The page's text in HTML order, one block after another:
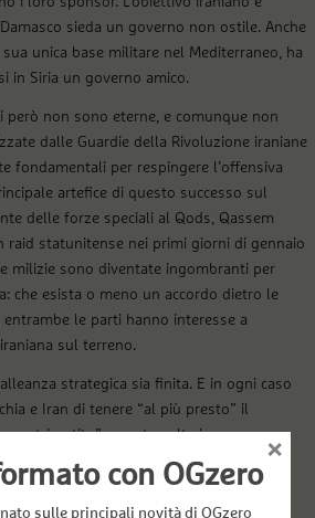
sieda un governo non ostile. Anche
unica base militare nel Mediterraneo, ha
in Siria un governo amico.
però non sono eterne, e comunque non
dalle Guardie della Rivoluzione iraniane
fondamentali per respingere l’offensiva
artefice di questo successo sul
delle forze speciali al Qods, Qassem
raid statunitense nei primi giorni di gennaio
milizie sono diventate ingombranti per
che esista o meno un accordo dietro le
le parti hanno interesse a
sul terreno.
strategica sia finita. E in ogni caso
e Iran di tenere “al più presto” il
tripartito”, questa volta in presenza a
iraniano (ma non c’è ancora una data).
con OGzero
sulle principali novità di OGzero
×